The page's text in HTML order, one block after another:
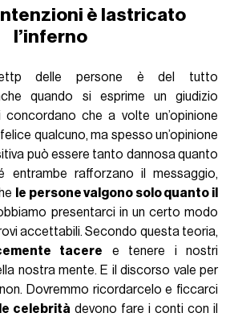
è lastricato
l’inferno
delle persone è del tutto
quando si esprime un giudizio
che a volte un’opinione
qualcuno, ma spesso un’opinione
può essere tanto dannosa quanto
entrambe rafforzano il messaggio,
le persone valgono solo quanto il
presentarci in un certo modo
accettabili. Secondo questa teoria,
tacere e tenere i nostri
nostra mente. E il discorso vale per
Dovremmo ricordarcelo e ficcarci
celebrità devono fare i conti con il